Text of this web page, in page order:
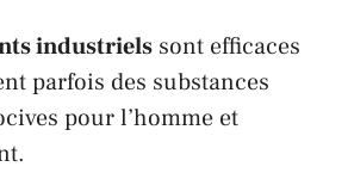
industriels sont efficaces
parfois des substances
pour l’homme et